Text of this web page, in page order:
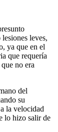
leves,
ya que en el
que requería
no era
del
su
la velocidad
lo hizo salir de